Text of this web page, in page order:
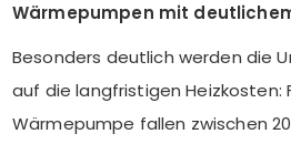
Wärmepumpen mit
Besonders deutlich werden die
auf die langfristigen Heizkosten:
Wärmepumpe fallen zwischen